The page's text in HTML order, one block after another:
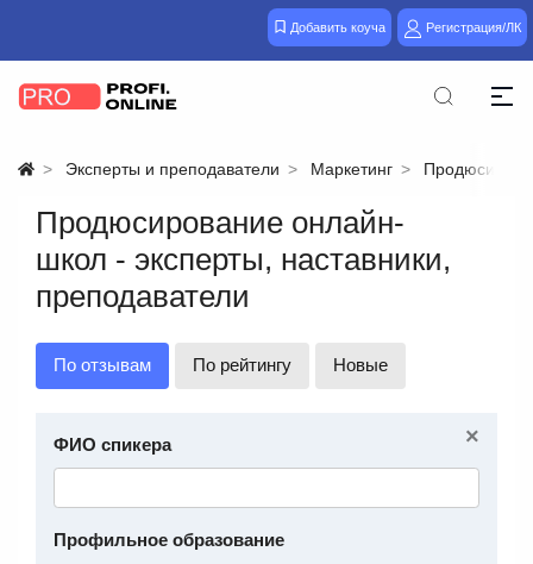
Добавить коуча Регистрация/ЛК
Эксперты и преподаватели Маркетинг
Продюсирование онлайн-
школ - эксперты, наставники,
преподаватели
По отзывам По рейтингу Новые
×
ФИО спикера
Профильное образование